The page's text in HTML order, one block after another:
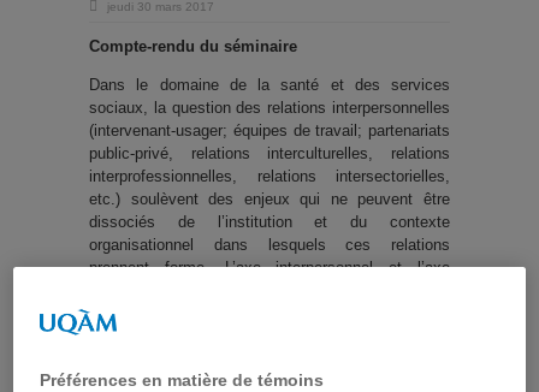
jeudi 30 mars 2017
Compte-rendu du séminaire
Dans le domaine de la santé et des services
sociaux, la question des relations interpersonnelles
(intervenant-usager; équipes de travail; partenariats
public-privé, relations interculturelles, relations
interprofessionnelles, relations intersectorielles,
etc.) soulèvent des enjeux qui ne peuvent être
dissociés de l’institution et du contexte
organisationnel dans lesquels ces relations
prennent forme. L’axe interpersonnel et l’axe
l’autre si l’on s’inscrit dans une perspective de
complexité. Cette présentation se veut une
deux axes de recherche dans le but de mieux
Préférences en matière de témoins